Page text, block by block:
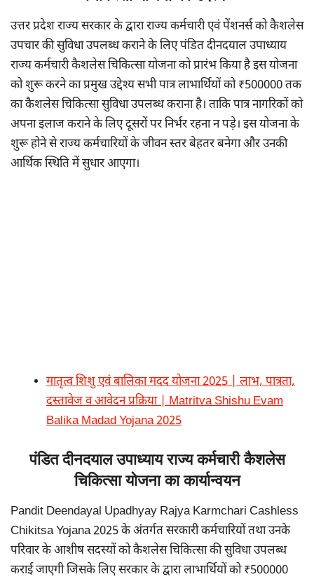
उत्तर प्रदेश राज्य सरकार के द्वारा राज्य कर्मचारी एवं पेंशनर्स को कैशलेस
उपचार की सुविधा उपलब्ध कराने के लिए पंडित दीनदयाल उपाध्याय
राज्य कर्मचारी कैशलेस चिकित्सा योजना को प्रारंभ किया है इस योजना
को शुरू करने का प्रमुख उद्देश्य सभी पात्र लाभार्थियों को ₹500000 तक
का कैशलेस चिकित्सा सुविधा उपलब्ध कराना है। ताकि पात्र नागरिकों को
अपना इलाज कराने के लिए दूसरों पर निर्भर रहना न पड़े। इस योजना के
शुरू होने से राज्य कर्मचारियों के जीवन स्तर बेहतर बनेगा और उनकी
आर्थिक स्थिति में सुधार आएगा।
मातृत्व शिशु एवं बालिका मदद योजना 2025 | लाभ, पात्रता,
दस्तावेज व आवेदन प्रक्रिया | Matritva Shishu Evam
Balika Madad Yojana 2025
पंडित दीनदयाल उपाध्याय राज्य कर्मचारी कैशलेस
चिकित्सा योजना का कार्यान्वयन
Pandit Deendayal Upadhyay Rajya Karmchari Cashless
Chikitsa Yojana 2025 के अंतर्गत सरकारी कर्मचारियों तथा उनके
परिवार के आशीष सदस्यों को कैशलेस चिकित्सा की सुविधा उपलब्ध
कराई जाएगी जिसके लिए सरकार के द्वारा लाभार्थियों को ₹500000